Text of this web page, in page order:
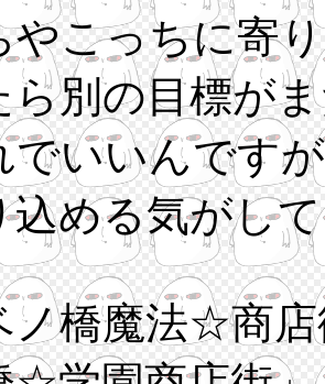
やこっちに寄
ら別の目標が
でいいんです
込める気がし
橋魔法☆商